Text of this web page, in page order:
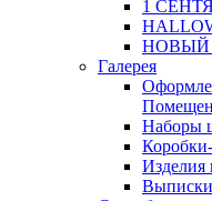
1
НОВЫЙ
Галерея
Наборы
Изделия
Выписки